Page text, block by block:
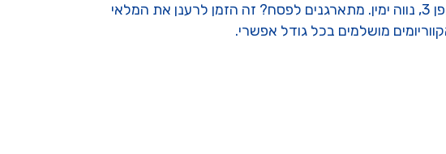
חנות הציוד הכי מאובזרת בישראל, לדגי נוי, לאקווריומים ולבריכות נוי, מחכה לכם בחוות דג הזהב, הגפן 3, נווה ימין. מתארגנים לפסח? זה הזמן לרענן את המלאי
מושלמים בכל גודל אפשרי.